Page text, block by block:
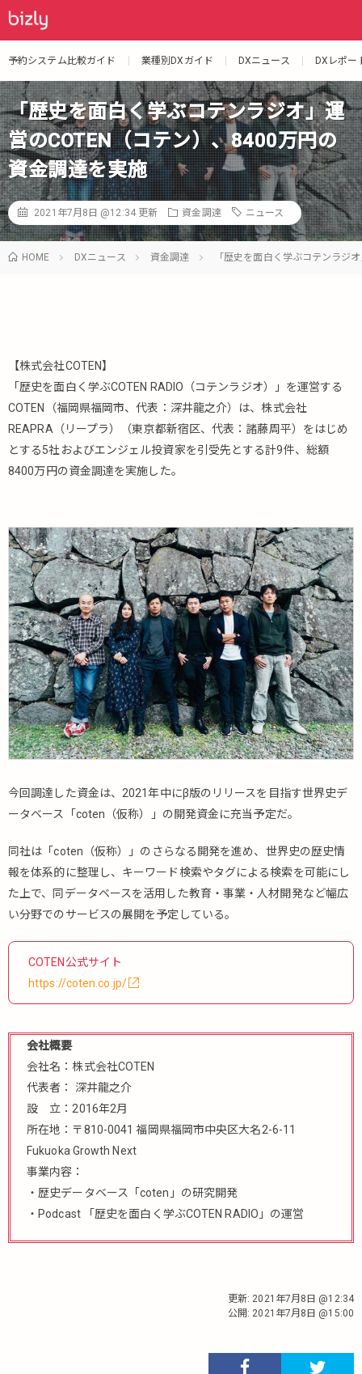
予約システム比較ガイド 業種別DXガイド DXニュース DXレポー
「歴史を面白く学ぶコテンラジオ」運
営のCOTEN（コテン）、8400万円の
資金調達を実施
2021年7月8日 @12:34更新 資金調達 ニュース
HOME DXニュース 資金調達 「歴史を面白く学ぶコテンラジ
【株式会社COTEN】
「歴史を面白く学ぶCOTEN RADIO（コテンラジオ）」を運営する
COTEN（福岡県福岡市、代表：深井龍之介）は、株式会社
REAPRA（リープラ）（東京都新宿区、代表：諸藤周平）をはじめ
とする5社およびエンジェル投資家を引受先とする計9件、総額
8400万円の資金調達を実施した。
今回調達した資金は、2021年中にβ版のリリースを目指す世界史デ
ータベース「coten（仮称）」の開発資金に充当予定だ。
同社は「coten（仮称）」のさらなる開発を進め、世界史の歴史情
報を体系的に整理し、キーワード検索やタグによる検索を可能にし
た上で、同データベースを活用した教育・事業・人材開発など幅広
い分野でのサービスの展開を予定している。
COTEN公式サイト
https://coten.co.jp/
会社概要
会社名：株式会社COTEN
代表者： 深井龍之介
設 立：2016年2月
所在地：〒810-0041 福岡県福岡市中央区大名2-6-11
Fukuoka Growth Next
事業内容：
・歴史データベース「coten」の研究開発
・Podcast 「歴史を面白く学ぶCOTEN RADIO」の運営
更新: 2021年7月8日 @12:34
公開: 2021年7月8日 @15:00